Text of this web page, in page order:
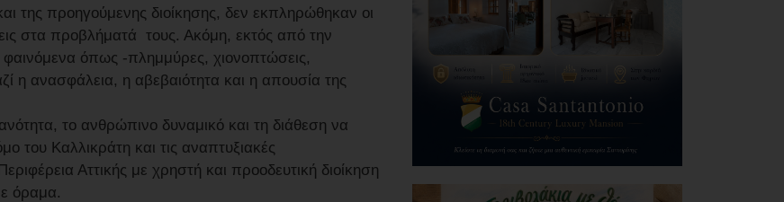
της προηγούμενης διοίκησης, δεν εκπληρώθηκαν οι
στα προβλήματά τους. Ακόμη, εκτός από την
όπως -πλημμύρες, χιονοπτώσεις,
η ανασφάλεια, η αβεβαιότητα και η απουσία της
το ανθρώπινο δυναμικό και τη διάθεση να
του Καλλικράτη και τις αναπτυξιακές
Αττικής με χρηστή και προοδευτική διοίκηση
όραμα.